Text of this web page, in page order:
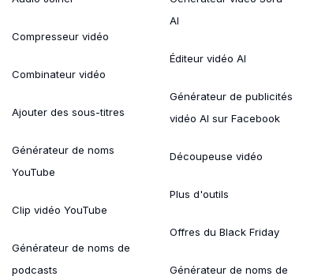
Compresseur vidéo
Combinateur vidéo
Ajouter des sous-titres
Générateur de noms
YouTube
Clip vidéo YouTube
Générateur de noms de
podcasts
AI
Éditeur vidéo AI
Générateur de publicités
vidéo AI sur Facebook
Découpeuse vidéo
Plus d'outils
Offres du Black Friday
Générateur de noms de